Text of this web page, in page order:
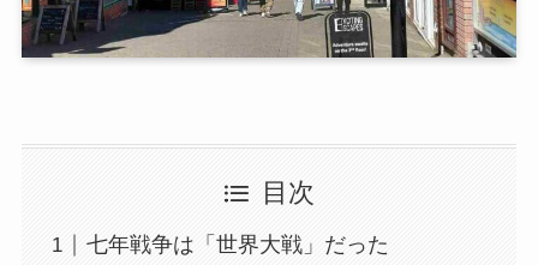
目次
七年戦争は「世界大戦」だった